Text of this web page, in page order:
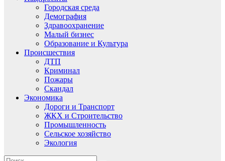
Городская среда
Демография
Здравоохранение
Малый бизнес
Образование и Культура
Происшествия
ДТП
Криминал
Пожары
Скандал
Экономика
Дороги и Транспорт
ЖКХ и Строительство
Промышленность
Сельское хозяйство
Экология